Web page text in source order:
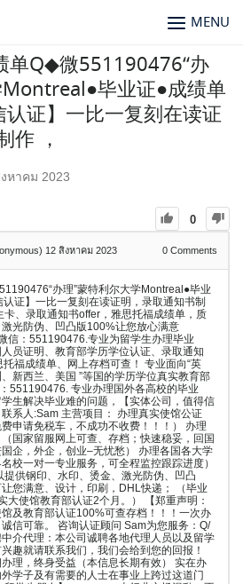
MENU
单Q◆微551190476“办
毕业证●成绩单
证】一比一复刻在读证
作 ，
หาคม 2023
0
12 สิงหาคม 2023 0 Comments
办理”蒙特利尔大学Montreal●毕业
证】一比一复刻在读证明，录取通知书制
、录取通知书offer，雅思托福成绩单，质
光防伪、凹凸版100%让您放心满意
信：551190476.专业为留学生办理毕业
员证明、教育部学历学位认证、录取通知
福成绩单、网上存档可查！ 专业面向“英
新西兰、美国 ”等国的学历学位真实教育部
551190476. 专业办理国外各高校的毕业
生解决毕业难的问题，【实体公司，值得信
系人:Sam 主营项目： 办理真实使馆公证
费申请免税车，不成功不收费！！！） 办理
国家留服网上可查、存档；快速稳妥，回国
企，外企，创业–无忧愁） 办理各国各大学
校一对一专业服务，可全程监控跟踪进度）
供钢印、水印、烫金、激光防伪、凹凸
您满意、设计，印刷，DHL快递； （毕业
大使馆教育部认证2个月。） 【郑重声明：
及教育部认证100%可查存档！！！一次办
信可靠。 咨询认证顾问 Sam为您服务：Q/
介代理：本公司诚聘各地代理人员以及留学
趣就请联系我们，我们会给到您的回报！
理，终身受益（本信息长期有效） 实在办
学子及有需要的人士在事业上跨过这道门